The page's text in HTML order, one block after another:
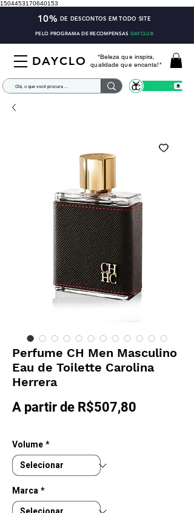
1504453170640153
10% DE DESCONTOS EM TODO SITE
PELO PROGRAMA DE RECOMPENSAS DAYCLUB
DAYCLO
"Beleza que inspira,
qualidade que encanta!"
Perfume CH Men Masculino
Eau de Toilette Carolina
Herrera
A partir de R$507,80
Volume*
Marca*